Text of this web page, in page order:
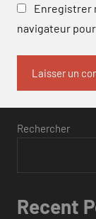
Enregistrer
navigateur
Rechercher
Recent